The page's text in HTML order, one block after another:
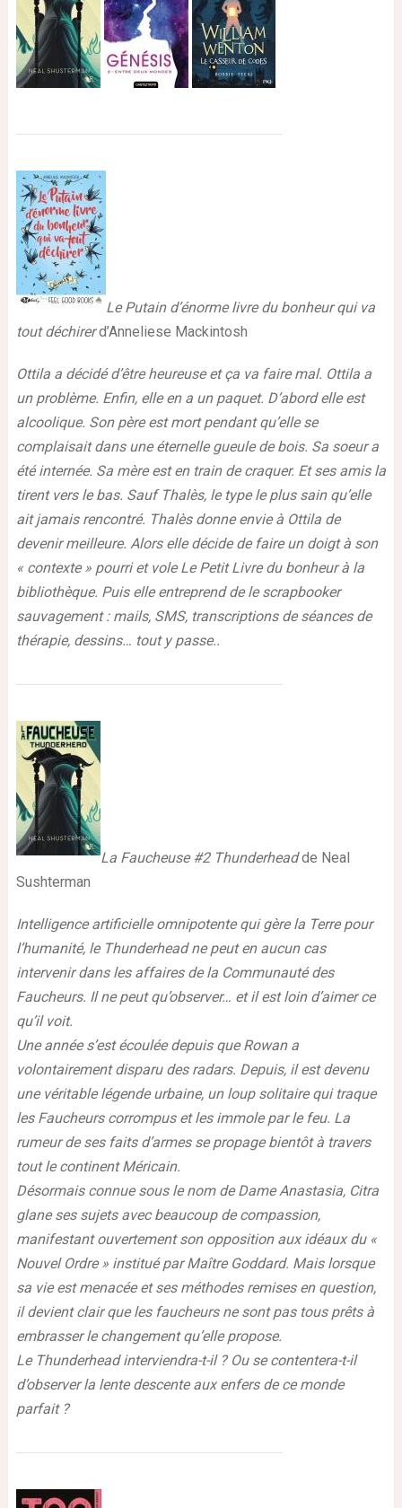
Le Putain d’énorme livre du bonheur qui va
tout déchirerd’Anneliese Mackintosh
Ottila a décidé d’être heureuse et ça va faire mal. Ottila a
un problème. Enfin, elle en a un paquet. D’abord elle est
alcoolique. Son père est mort pendant qu’elle se
complaisait dans une éternelle gueule de bois. Sa soeur a
été internée. Sa mère est en train de craquer. Et ses amis la
tirent vers le bas. Sauf Thalès, le type le plus sain qu’elle
ait jamais rencontré. Thalès donne envie à Ottila de
devenir meilleure. Alors elle décide de faire un doigt à son
« contexte » pourri et vole Le Petit Livre du bonheur à la
bibliothèque. Puis elle entreprend de le scrapbooker
sauvagement : mails, SMS, transcriptions de séances de
thérapie, dessins… tout y passe..
La Faucheuse #2 Thunderheadde Neal
Sushterman
Intelligence artificielle omnipotente qui gère la Terre pour
l’humanité, le Thunderhead ne peut en aucun cas
intervenir dans les affaires de la Communauté des
Faucheurs. Il ne peut qu’observer… et il est loin d’aimer ce
qu’il voit.
Une année s’est écoulée depuis que Rowan a
volontairement disparu des radars. Depuis, il est devenu
une véritable légende urbaine, un loup solitaire qui traque
les Faucheurs corrompus et les immole par le feu. La
rumeur de ses faits d’armes se propage bientôt à travers
tout le continent Méricain.
Désormais connue sous le nom de Dame Anastasia, Citra
glane ses sujets avec beaucoup de compassion,
manifestant ouvertement son opposition aux idéaux du «
Nouvel Ordre » institué par Maître Goddard. Mais lorsque
sa vie est menacée et ses méthodes remises en question,
il devient clair que les faucheurs ne sont pas tous prêts à
embrasser le changement qu’elle propose.
Le Thunderhead interviendra-t-il ? Ou se contentera-t-il
d’observer la lente descente aux enfers de ce monde
parfait ?